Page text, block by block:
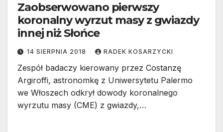
Zaobserwowano pierwszy
koronalny wyrzut masy z gwiazdy
innej niż Słońce
14 SIERPNIA 2018 RADEK KOSARZYCKI
Zespół badaczy kierowany przez Costanzę
Argiroffi, astronomkę z Uniwersytetu Palermo
we Włoszech odkrył dowody koronalnego
wyrzutu masy (CME) z gwiazdy,…